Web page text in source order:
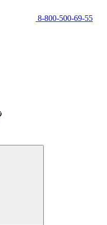
8-800-500-69-55